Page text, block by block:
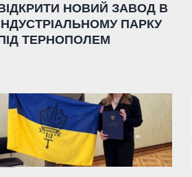
НОВИЙ ЗАВОД В
ПАРКУ
ТЕРНОПОЛЕМ